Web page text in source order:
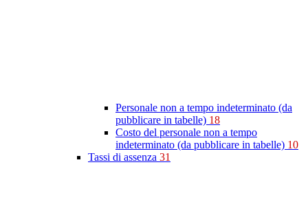
Personale non a tempo indeterminato (da
pubblicare in tabelle) 18
Costo del personale non a tempo
indeterminato (da pubblicare in tabelle) 10
Tassi di assenza 31